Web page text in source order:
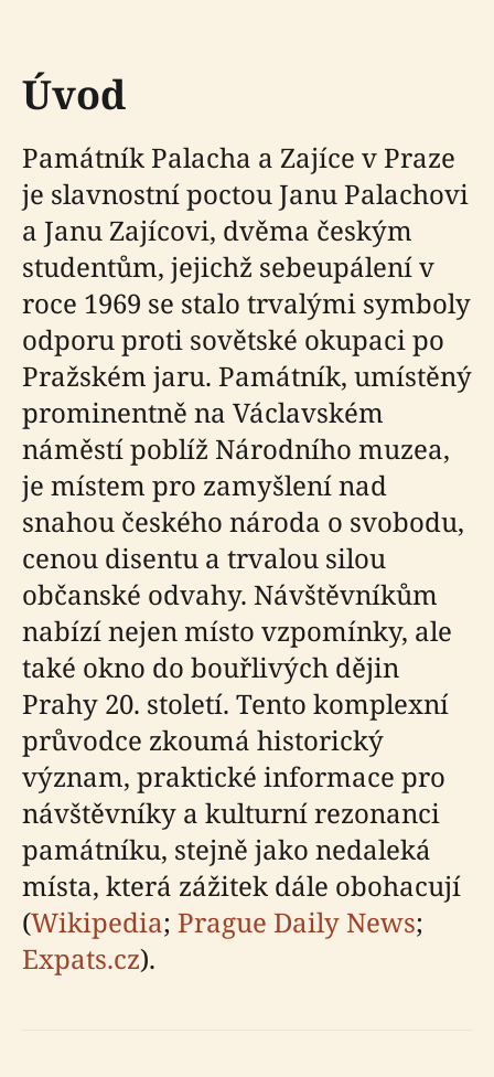
Úvod
Památník Palacha a Zajíce v Praze
je slavnostní poctou Janu Palachovi
a Janu Zajícovi, dvěma českým
studentům, jejichž sebeupálení v
roce 1969 se stalo trvalými symboly
odporu proti sovětské okupaci po
Pražském jaru. Památník, umístěný
prominentně na Václavském
náměstí poblíž Národního muzea,
je místem pro zamyšlení nad
snahou českého národa o svobodu,
cenou disentu a trvalou silou
občanské odvahy. Návštěvníkům
nabízí nejen místo vzpomínky, ale
také okno do bouřlivých dějin
Prahy 20. století. Tento komplexní
průvodce zkoumá historický
význam, praktické informace pro
návštěvníky a kulturní rezonanci
památníku, stejně jako nedaleká
místa, která zážitek dále obohacují
(Wikipedia; Prague Daily News;
Expats.cz).